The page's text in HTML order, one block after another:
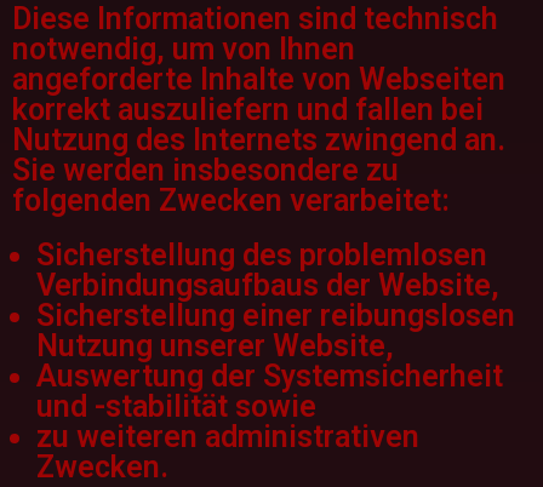
Diese Informationen sind technisch
notwendig, um von Ihnen
angeforderte Inhalte von Webseiten
korrekt auszuliefern und fallen bei
Nutzung des Internets zwingend an.
Sie werden insbesondere zu
folgenden Zwecken verarbeitet:
Sicherstellung des problemlosen
Verbindungsaufbaus der Website,
Sicherstellung einer reibungslosen
Nutzung unserer Website,
Auswertung der Systemsicherheit
und -stabilität sowie
zu weiteren administrativen
Zwecken.